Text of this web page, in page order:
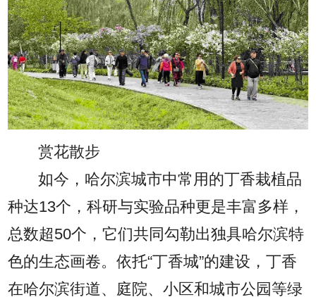
赏花散步
如今，哈尔滨城市中常用的丁香栽植品
种达13个，科研与实验品种更是丰富多样，
总数超50个，它们共同勾勒出独具哈尔滨特
色的生态画卷。依托“丁香城”的建设，丁香
在哈尔滨街道、庭院、小区和城市公园等绿